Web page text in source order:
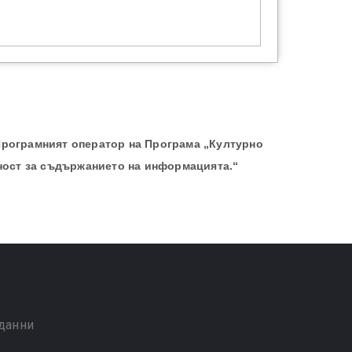
оператор на Програма „Културно
за съдържанието на информацията.“